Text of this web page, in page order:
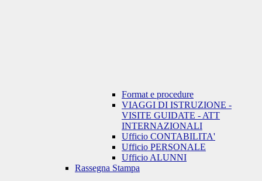
Format e procedure
VIAGGI DI ISTRUZIONE -
VISITE GUIDATE - ATT
INTERNAZIONALI
Ufficio CONTABILITA'
Ufficio PERSONALE
Ufficio ALUNNI
Rassegna Stampa